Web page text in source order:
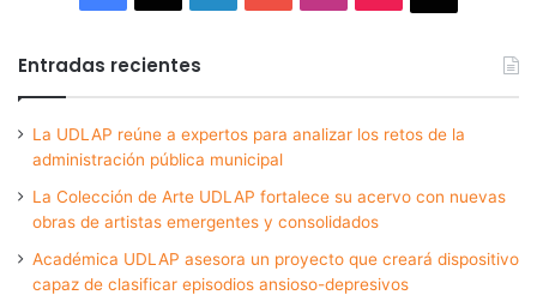
Entradas recientes
La UDLAP reúne a expertos para analizar los retos de la
administración pública municipal
La Colección de Arte UDLAP fortalece su acervo con nuevas
obras de artistas emergentes y consolidados
Académica UDLAP asesora un proyecto que creará dispositivo
capaz de clasificar episodios ansioso-depresivos